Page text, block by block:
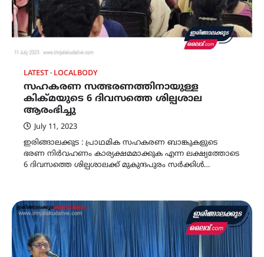
LATEST LOCALBODY
സഹകരണ സത്ഭരണത്തിനായുള്ള
കിക്മയുടെ 6 ദിവസത്തെ ശില്പശാല
ആരംഭിച്ചു
July 11, 2023
ഇരിങ്ങാലക്കുട : പ്രാഥമിക സഹകരണ ബാങ്കുകളുടെ
ഭരണ നിർവഹണം കാര്യക്ഷമമാക്കുക എന്ന ലക്ഷ്യത്തോടെ
6 ദിവസത്തെ ശില്പശാലക്ക് മുകുന്ദപുരം സർക്കിൾ…